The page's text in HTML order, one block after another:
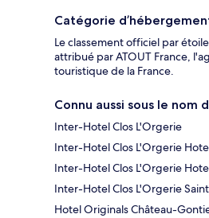
Catégorie
Le classement officiel par
attribué par ATOUT France,
touristique de la France.
Connu aussi sous le nom
Inter-Hotel Clos L'Orgerie
Inter-Hotel Clos L'Orgerie
Inter-Hotel Clos L'Orgerie
Inter-Hotel Clos L'Orgerie
Hotel Originals Château-